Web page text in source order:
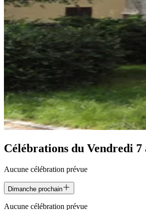
Célébrations du Vendredi 7
Aucune célébration prévue
Dimanche prochain
Aucune célébration prévue